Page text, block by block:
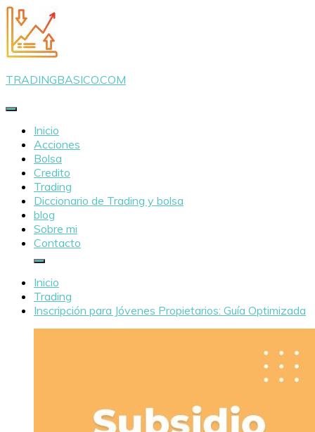
Saltar
al
contenido
TRADINGBASICO.COM
Inicio
Acciones
Bolsa
Credito
Trading
Diccionario de Trading y bolsa
blog
Sobre mi
Contacto
Inicio
Trading
Inscripción para Jóvenes Propietarios: Guía Optimizada